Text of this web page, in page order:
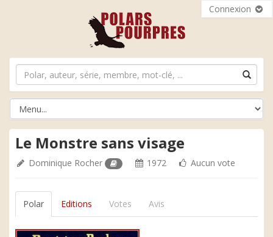
Connexion
Le Monstre sans visage
Dominique Rocher 1972 Aucun vote
Polar Editions Votes Avis